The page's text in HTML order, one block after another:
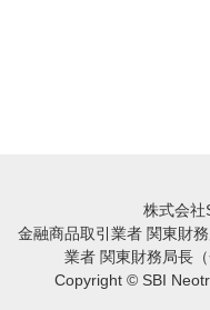
株式会社
金融商品取引業者 関東財
業者 関東財務局長
Copyright © SBI